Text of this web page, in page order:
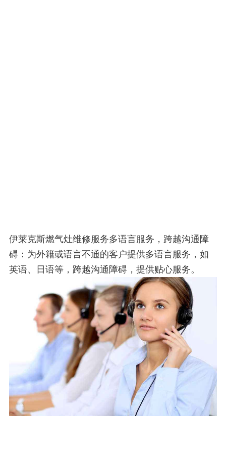
伊莱克斯燃气灶维修服务多语言服务，跨越沟通障
碍：为外籍或语言不通的客户提供多语言服务，如
英语、日语等，跨越沟通障碍，提供贴心服务。